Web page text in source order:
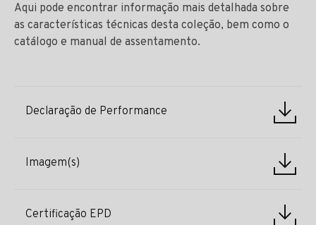
Aqui pode encontrar informação mais detalhada sobre
as características técnicas desta coleção, bem como o
catálogo e manual de assentamento.
Declaração de Performance
Imagem(s)
Certificação EPD